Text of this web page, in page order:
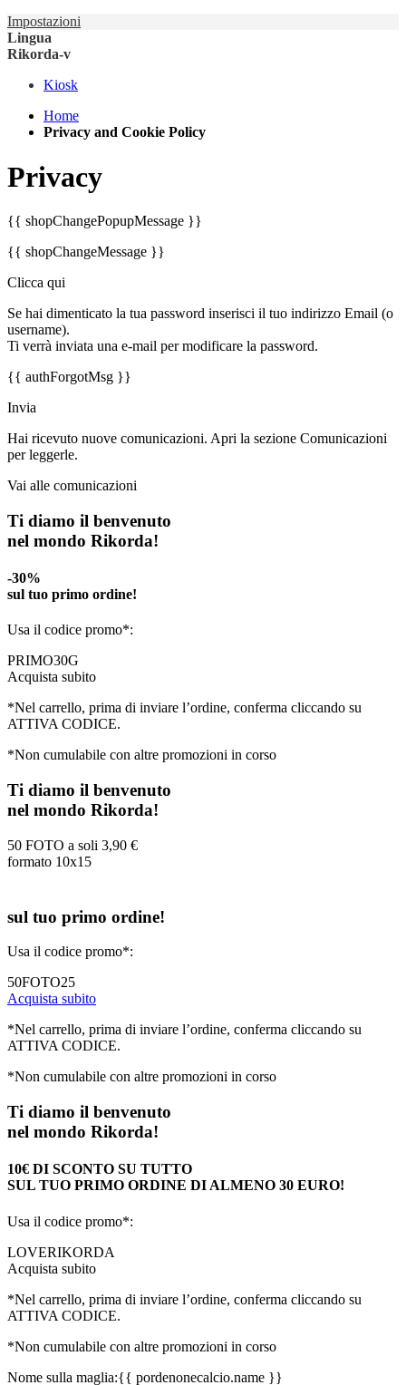
Impostazioni
Lingua
Rikorda-v
Kiosk
Home
Privacy and Cookie Policy
Privacy
{{ shopChangePopupMessage }}
{{ shopChangeMessage }}
Clicca qui
Se hai dimenticato la tua password inserisci il tuo indirizzo Email (o
username).
Ti verrà inviata una e-mail per modificare la password.
{{ authForgotMsg }}
Invia
Hai ricevuto nuove comunicazioni. Apri la sezione Comunicazioni
per leggerle.
Vai alle comunicazioni
Ti diamo il benvenuto
nel mondo Rikorda!
-30%
sul tuo primo ordine!
Usa il codice promo*:
PRIMO30G
Acquista subito
*Nel carrello, prima di inviare l’ordine, conferma cliccando su
ATTIVA CODICE.
*Non cumulabile con altre promozioni in corso
Ti diamo il benvenuto
nel mondo Rikorda!
50 FOTO a soli 3,90 €
formato 10x15
sul tuo primo ordine!
Usa il codice promo*:
50FOTO25
Acquista subito
*Nel carrello, prima di inviare l’ordine, conferma cliccando su
ATTIVA CODICE.
*Non cumulabile con altre promozioni in corso
Ti diamo il benvenuto
nel mondo Rikorda!
10€ DI SCONTO SU TUTTO
SUL TUO PRIMO ORDINE DI ALMENO 30 EURO!
Usa il codice promo*:
LOVERIKORDA
Acquista subito
*Nel carrello, prima di inviare l’ordine, conferma cliccando su
ATTIVA CODICE.
*Non cumulabile con altre promozioni in corso
Nome sulla maglia:{{ pordenonecalcio.name }}